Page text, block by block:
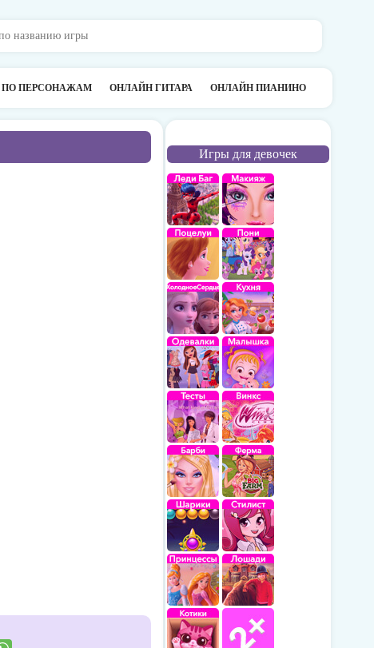
ПО ПЕРСОНАЖАМ ОНЛАЙН ГИТАРА ОНЛАЙН ПИАНИНО
Игры для девочек